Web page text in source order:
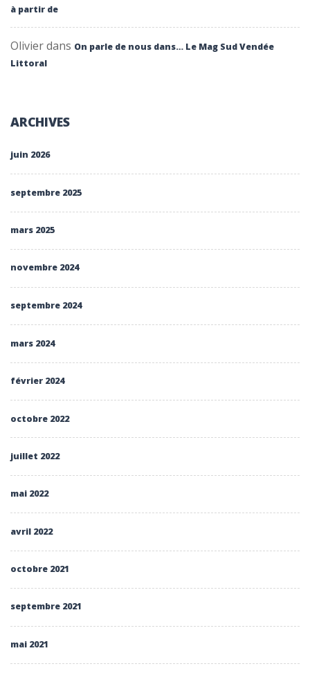
à partir de
Olivierdans On parle de nous dans… Le Mag Sud Vendée
Littoral
ARCHIVES
juin 2026
septembre 2025
mars 2025
novembre 2024
septembre 2024
mars 2024
février 2024
octobre 2022
juillet 2022
mai 2022
avril 2022
octobre 2021
septembre 2021
mai 2021